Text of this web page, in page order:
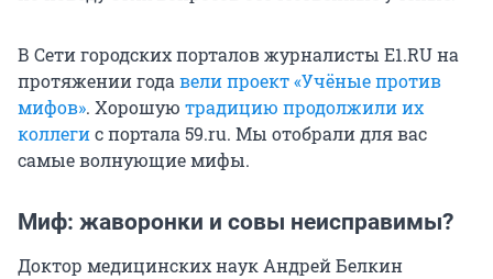
В Сети городских порталов журналисты E1.RU на
протяжении года вели проект «Учёные против
мифов». Хорошую традицию продолжили их
коллегис портала 59.ru. Мы отобрали для вас
самые волнующие мифы.
Миф: жаворонки и совы неисправимы?
Доктор медицинских наук Андрей Белкин